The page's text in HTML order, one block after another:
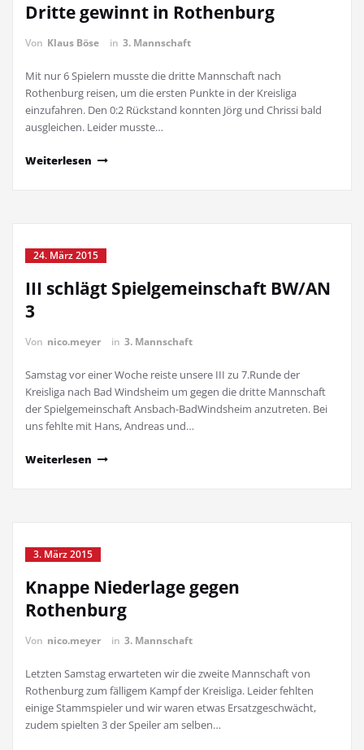
Dritte gewinnt in Rothenburg
Von Klaus Böse in 3. Mannschaft
Mit nur 6 Spielern musste die dritte Mannschaft nach
Rothenburg reisen, um die ersten Punkte in der Kreisliga
einzufahren. Den 0:2 Rückstand konnten Jörg und Chrissi bald
ausgleichen. Leider musste…
Weiterlesen
24. März 2015
III schlägt Spielgemeinschaft BW/AN
3
Von nico.meyer in 3. Mannschaft
Samstag vor einer Woche reiste unsere III zu 7.Runde der
Kreisliga nach Bad Windsheim um gegen die dritte Mannschaft
der Spielgemeinschaft Ansbach-BadWindsheim anzutreten. Bei
uns fehlte mit Hans, Andreas und…
Weiterlesen
3. März 2015
Knappe Niederlage gegen
Rothenburg
Von nico.meyer in 3. Mannschaft
Letzten Samstag erwarteten wir die zweite Mannschaft von
Rothenburg zum fälligem Kampf der Kreisliga. Leider fehlten
einige Stammspieler und wir waren etwas Ersatzgeschwächt,
zudem spielten 3 der Speiler am selben…